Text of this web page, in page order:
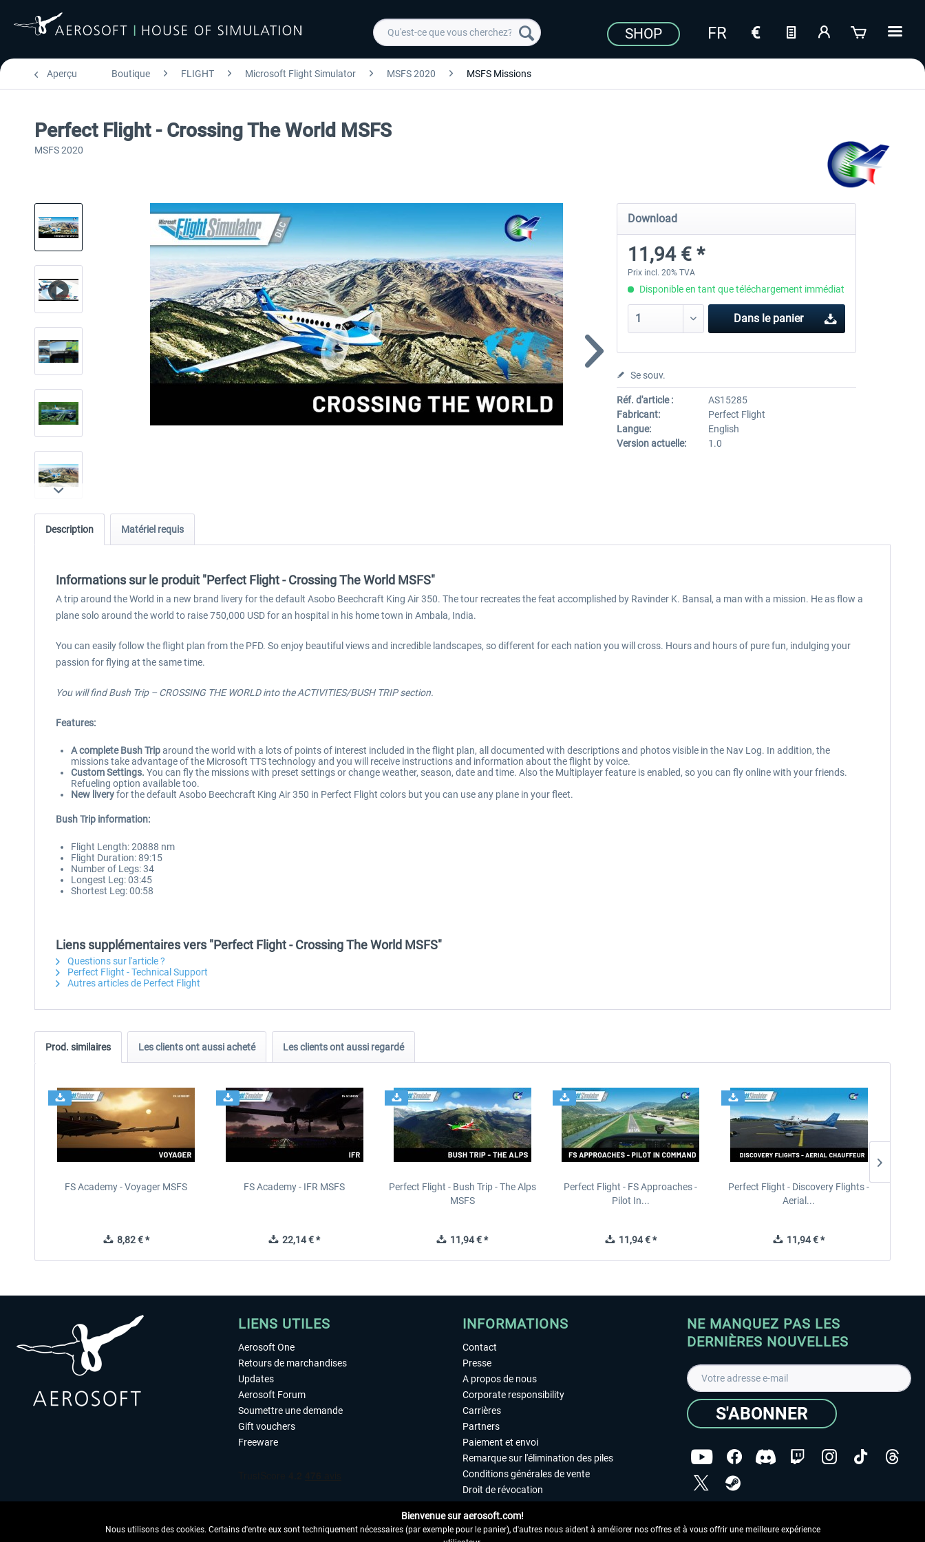
SHOP
Aperçu Boutique FLIGHT Microsoft Flight Simulator MSFS 2020 MSFS Missions
Perfect Flight - Crossing The World MSFS
MSFS 2020
Download
11,94 € *
Prix incl. 20% TVA
Disponible en tant que téléchargement immédiat
Dans le panier
Se souv.
Réf. d'article :
AS15285
Fabricant:
Perfect Flight
Langue:
English
Version actuelle:
1.0
Description Matériel requis
Informations sur le produit "Perfect Flight - Crossing The World MSFS"
A trip around the World in a new brand livery for the default Asobo Beechcraft King Air 350. The tour recreates the feat accomplished by Ravinder K. Bansal, a man with a mission. He as flow a
plane solo around the world to raise 750,000 USD for an hospital in his home town in Ambala, India.
You can easily follow the flight plan from the PFD. So enjoy beautiful views and incredible landscapes, so different for each nation you will cross. Hours and hours of pure fun, indulging your
passion for flying at the same time.
You will find Bush Trip – CROSSING THE WORLD into the ACTIVITIES/BUSH TRIP section.
Features:
A complete Bush Triparound the world with a lots of points of interest included in the flight plan, all documented with descriptions and photos visible in the Nav Log. In addition, the
missions take advantage of the Microsoft TTS technology and you will receive instructions and information about the flight by voice.
Custom Settings. You can fly the missions with preset settings or change weather, season, date and time. Also the Multiplayer feature is enabled, so you can fly online with your friends.
Refueling option available too.
New liveryfor the default Asobo Beechcraft King Air 350 in Perfect Flight colors but you can use any plane in your fleet.
Bush Trip information:
Flight Length: 20888 nm
Flight Duration: 89:15
Number of Legs: 34
Longest Leg: 03:45
Shortest Leg: 00:58
Liens supplémentaires vers "Perfect Flight - Crossing The World MSFS"
Questions sur l'article ?
Perfect Flight - Technical Support
Autres articles de Perfect Flight
Prod. similaires Les clients ont aussi acheté Les clients ont aussi regardé
FS Academy - Voyager MSFS
8,82 € *
FS Academy - IFR MSFS
22,14 € *
Perfect Flight - Bush Trip - The Alps
MSFS
11,94 € *
Perfect Flight - FS Approaches -
Pilot In...
11,94 € *
Perfect Flight - Discovery Flights -
Aerial...
11,94 € *
LIENS UTILES
Aerosoft One
Retours de marchandises
Updates
Aerosoft Forum
Soumettre une demande
Gift vouchers
Freeware
INFORMATIONS
Contact
Presse
A propos de nous
Corporate responsibility
Carrières
Partners
Paiement et envoi
Remarque sur l'élimination des piles
Conditions générales de vente
Droit de révocation
Accessibilité
Mentions légales
NE MANQUEZ PAS LES
DERNIÈRES NOUVELLES
S'ABONNER
Copyright © Aerosoft GmbH - Tous droits réservés
Bienvenue sur aerosoft.com!
Nous utilisons des cookies. Certains d'entre eux sont techniquement nécessaires (par exemple pour le panier), d'autres nous aident à améliorer nos offres et à vous offrir une meilleure expérience